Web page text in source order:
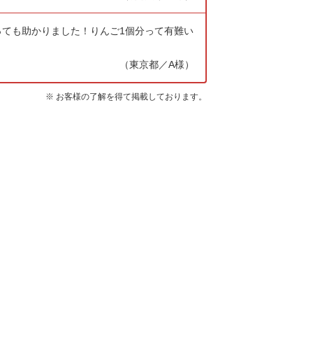
も助かりました！りんご1個分って有難い
（東京都／A様）
※ お客様の了解を得て掲載しております。